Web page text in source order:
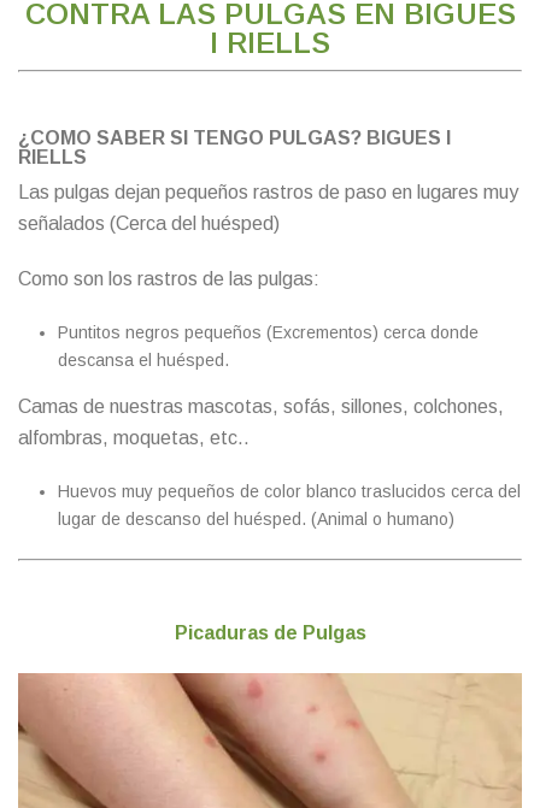
CONTRA LAS PULGAS EN BIGUES
I RIELLS
¿COMO SABER SI TENGO PULGAS? BIGUES I
RIELLS
Las pulgas dejan pequeños rastros de paso en lugares muy
señalados (Cerca del huésped)
Como son los rastros de las pulgas:
Puntitos negros pequeños (Excrementos) cerca donde
descansa el huésped.
Camas de nuestras mascotas, sofás, sillones, colchones,
alfombras, moquetas, etc..
Huevos muy pequeños de color blanco traslucidos cerca del
lugar de descanso del huésped. (Animal o humano)
Picaduras de Pulgas